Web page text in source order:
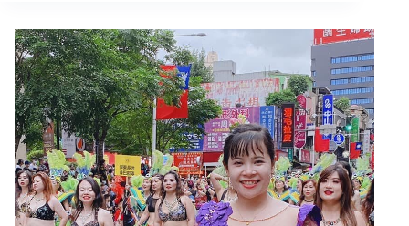
／
看
不
出
來
的
障
礙、
換
了
老